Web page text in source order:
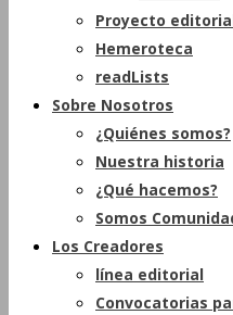
Proyecto
Hemeroteca
readLists
Sobre Nosotros
¿Quiénes somos?
Nuestra historia
¿Qué hacemos?
Somos
Los Creadores
línea editorial
Convocatorias